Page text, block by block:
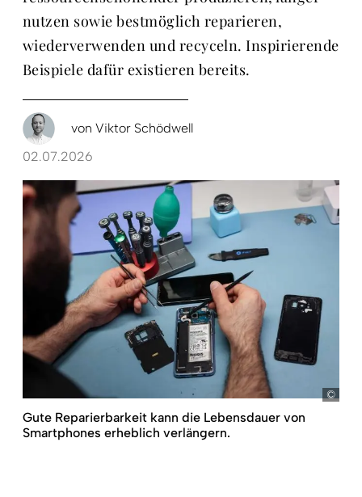
nutzen sowie bestmöglich reparieren,
wiederverwenden und recyceln. Inspirierende
Beispiele dafür existieren bereits.
von Viktor Schödwell
02.07.2026
Gute Reparierbarkeit kann die Lebensdauer von
Smartphones erheblich verlängern.